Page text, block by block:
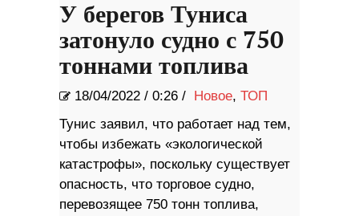
У берегов Туниса
затонуло судно с 750
тоннами топлива
18/04/2022 / 0:26 / Новое, ТОП
Тунис заявил, что работает над тем,
чтобы избежать «экологической
катастрофы», поскольку существует
опасность, что торговое судно,
перевозящее 750 тонн топлива,